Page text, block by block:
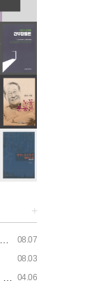
+
08.07
08.03
04.06